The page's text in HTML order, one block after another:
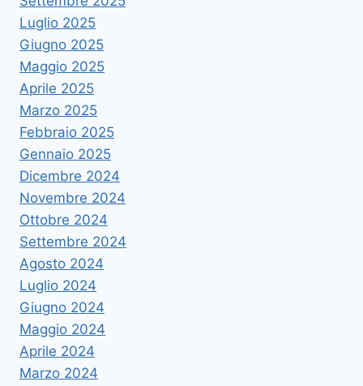
Luglio 2025
Giugno 2025
Maggio 2025
Aprile 2025
Marzo 2025
Febbraio 2025
Gennaio 2025
Dicembre 2024
Novembre 2024
Ottobre 2024
Settembre 2024
Agosto 2024
Luglio 2024
Giugno 2024
Maggio 2024
Aprile 2024
Marzo 2024